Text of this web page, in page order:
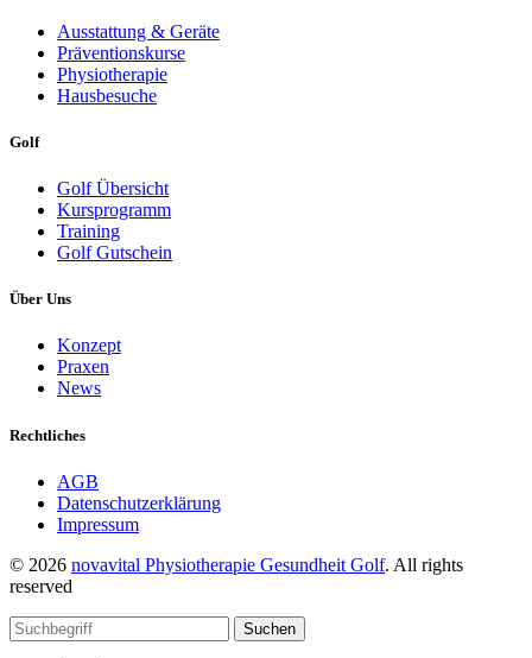
Ausstattung & Geräte
Präventionskurse
Physiotherapie
Hausbesuche
Golf
Golf Übersicht
Kursprogramm
Training
Golf Gutschein
Über Uns
Konzept
Praxen
News
Rechtliches
AGB
Datenschutzerklärung
Impressum
© 2026 novavital Physiotherapie Gesundheit Golf. All rights
reserved
Suchen